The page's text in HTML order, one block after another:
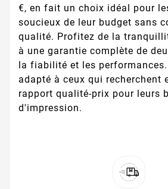
€, en fait un choix idéal pour
soucieux de leur budget sans
qualité. Profitez de la
à une garantie complète de
la fiabilité et les
adapté à ceux qui recherchent
rapport qualité-prix pour leurs
d'impression.